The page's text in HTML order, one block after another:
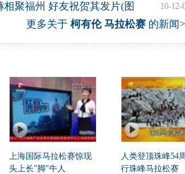
10-12-
聚福州 好友祝贺其发片(图
更多关于 柯有伦 马拉松赛的新闻
上海国际马拉松赛惊现
头上长"脚"牛人
人类登顶珠峰54
行珠峰马拉松赛